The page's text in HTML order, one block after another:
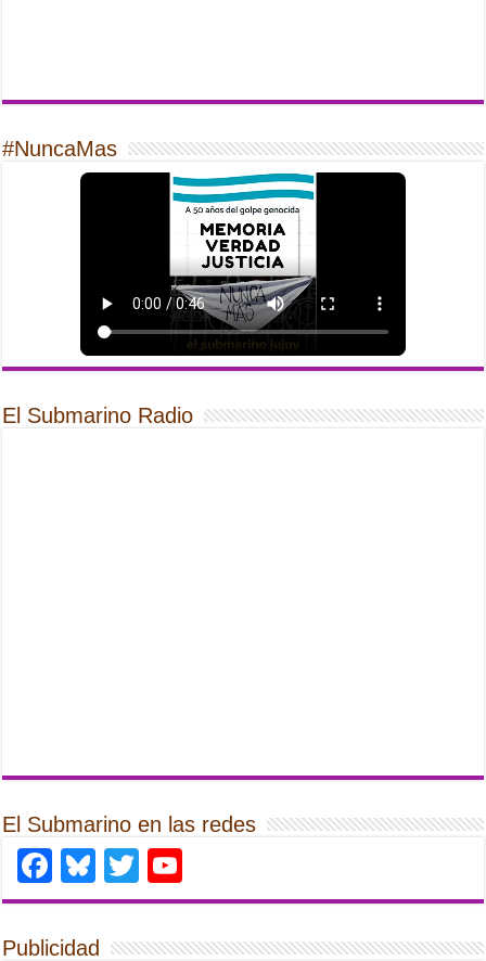
#NuncaMas
El Submarino Radio
El Submarino en las redes
Facebook
Bluesky
Twitter
Publicidad